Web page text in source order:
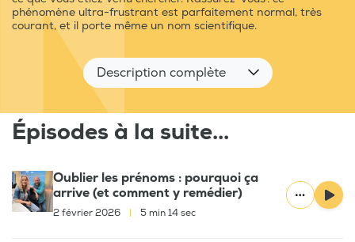
phénomène ultra-frustrant est parfaitement normal, très
courant, et il porte même un nom scientifique.
Description complète
Épisodes à la suite...
Oublier les prénoms : pourquoi ça
arrive (et comment y remédier)
2 février 2026 5 min 14 sec